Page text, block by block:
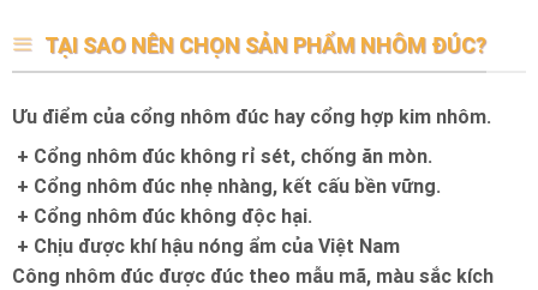
TẠI SAO NÊN CHỌN SẢN PHẨM NHÔM ĐÚC?
Ưu điểm của cổng nhôm đúc hay cổng hợp kim nhôm.
+ Cổng nhôm đúc không rỉ sét, chống ăn mòn.
+ Cổng nhôm đúc nhẹ nhàng, kết cấu bền vững.
+ Cổng nhôm đúc không độc hại.
+ Chịu được khí hậu nóng ẩm của Việt Nam
Công nhôm đúc được đúc theo mẫu mã, màu sắc kích